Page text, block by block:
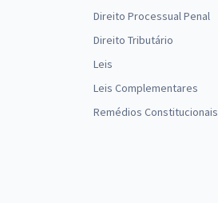
Direito Processual Penal
Direito Tributário
Leis
Leis Complementares
Remédios Constitucionais